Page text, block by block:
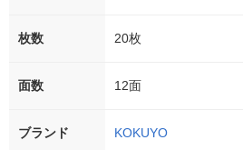
枚数 20枚
面数 12面
ブランド KOKUYO